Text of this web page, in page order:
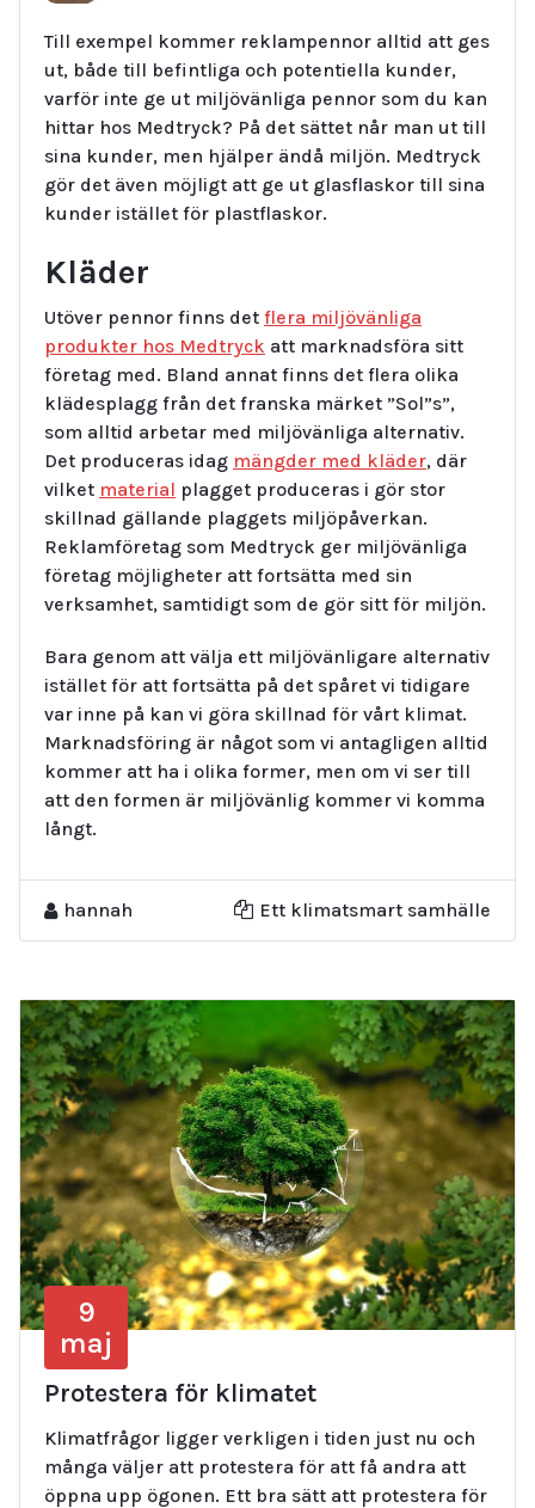
Till exempel kommer reklampennor alltid att ges
ut, både till befintliga och potentiella kunder,
varför inte ge ut miljövänliga pennor som du kan
hittar hos Medtryck? På det sättet når man ut till
sina kunder, men hjälper ändå miljön. Medtryck
gör det även möjligt att ge ut glasflaskor till sina
kunder istället för plastflaskor.
Kläder
Utöver pennor finns det flera miljövänliga
produkter hos Medtryck att marknadsföra sitt
företag med. Bland annat finns det flera olika
klädesplagg från det franska märket ”Sol”s”,
som alltid arbetar med miljövänliga alternativ.
Det produceras idag mängder med kläder, där
vilket material plagget produceras i gör stor
skillnad gällande plaggets miljöpåverkan.
Reklamföretag som Medtryck ger miljövänliga
företag möjligheter att fortsätta med sin
verksamhet, samtidigt som de gör sitt för miljön.
Bara genom att välja ett miljövänligare alternativ
istället för att fortsätta på det spåret vi tidigare
var inne på kan vi göra skillnad för vårt klimat.
Marknadsföring är något som vi antagligen alltid
kommer att ha i olika former, men om vi ser till
att den formen är miljövänlig kommer vi komma
långt.
hannah Ett klimatsmart samhälle
9
maj
Protestera för klimatet
Klimatfrågor ligger verkligen i tiden just nu och
många väljer att protestera för att få andra att
öppna upp ögonen. Ett bra sätt att protestera för